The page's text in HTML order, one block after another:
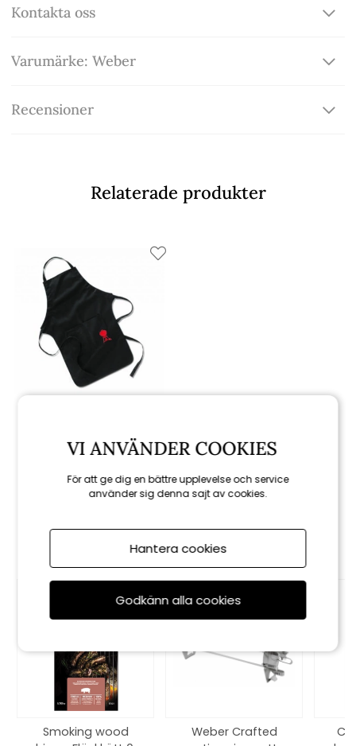
Kontakta oss
Varumärke: Weber
Recensioner
Relaterade produkter
Förkläde - black
329 kr
Rekommenderade tillbehör
Smoking wood
Weber Crafted
VI ANVÄNDER COOKIES
För att ge dig en bättre upplevelse och service
använder sig denna sajt av cookies.
Hantera cookies
Godkänn alla cookies